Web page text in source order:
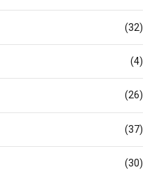
(32)
(4)
(26)
(37)
(30)